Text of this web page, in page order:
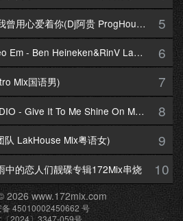
【172Mix独家】王金永 - 我曾用心爱着你(Dj阿贵 ProgHouse Mix国语男) 5
【DJ夜猫提供】Quay Theo Em - Ben Heineken&RinV LakHouse Mix 6
Mix国语男) 7
【DJ夜猫提供】KEY STUDIO - Give It To Me Shine On Me By Lambo Thea 8
LakHouse Mix粤语女) 9
中的恋人们靓碟专辑172Mix串烧 10
2026 www.172mix.com
备 45010002450662 号
〔2024〕3347-059号